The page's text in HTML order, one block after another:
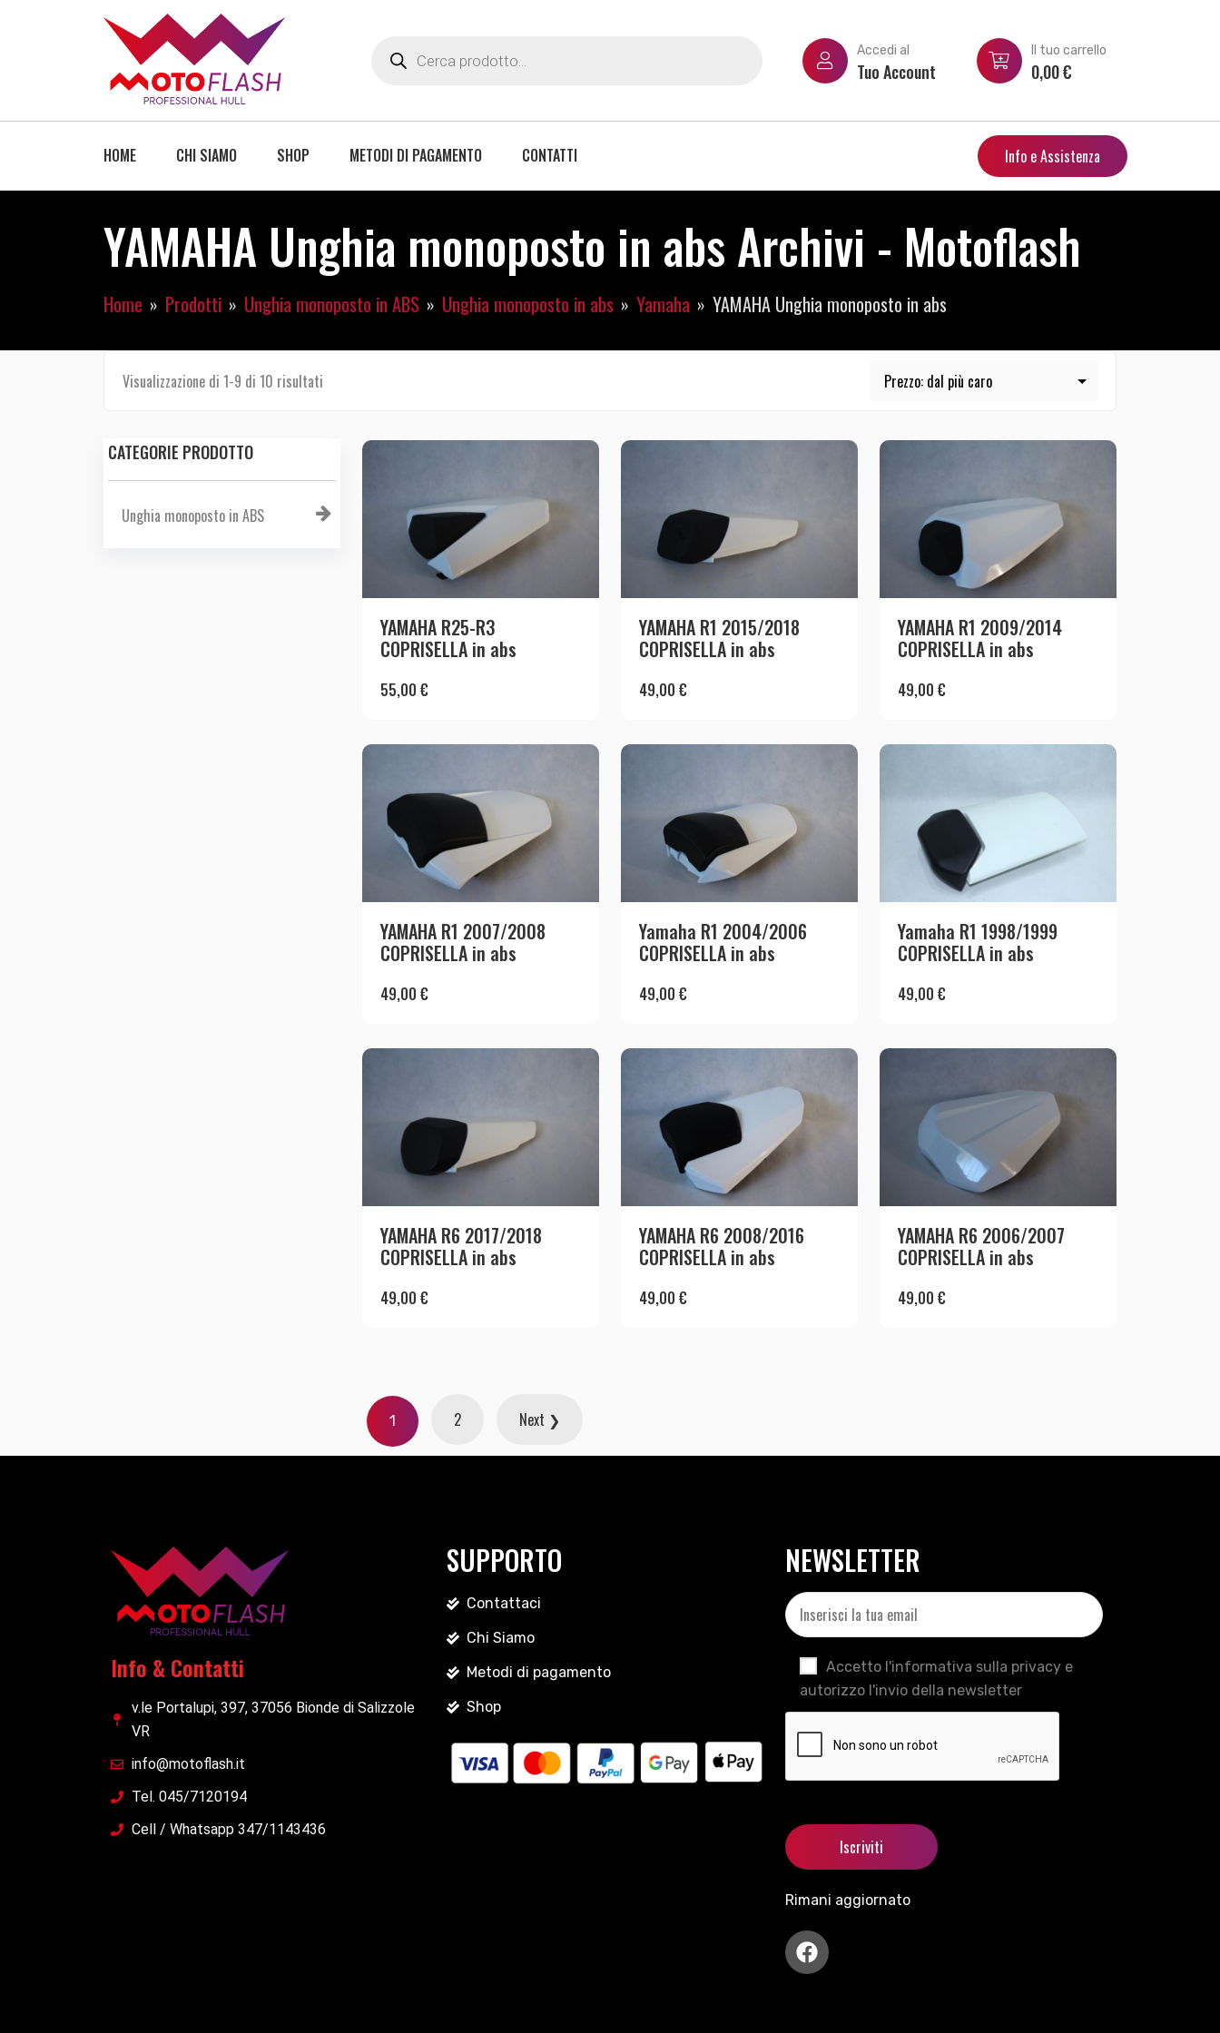
Accedi al
Tuo Account
Il tuo carrello
0,00€
HOME CHI SIAMO SHOP METODI DI PAGAMENTO CONTATTI Info e Assistenza
YAMAHA Unghia monoposto in abs Archivi - Motoflash
Home Prodotti Unghia monoposto in ABS Unghia monoposto in abs Yamaha YAMAHA Unghia monoposto in abs
Visualizzazione di 1-9 di 10 risultati
CATEGORIE PRODOTTO
Unghia monoposto in ABS
YAMAHA R25-R3
COPRISELLA in abs
55,00 €
YAMAHA R1 2015/2018
COPRISELLA in abs
49,00 €
YAMAHA R1 2009/2014
COPRISELLA in abs
49,00 €
YAMAHA R1 2007/2008
COPRISELLA in abs
49,00 €
Yamaha R1 2004/2006
COPRISELLA in abs
49,00 €
Yamaha R1 1998/1999
COPRISELLA in abs
49,00 €
YAMAHA R6 2017/2018
COPRISELLA in abs
49,00 €
YAMAHA R6 2008/2016
COPRISELLA in abs
49,00 €
YAMAHA R6 2006/2007
COPRISELLA in abs
49,00 €
1 2 Next ❯
Info & Contatti
v.le Portalupi, 397, 37056 Bionde di Salizzole
VR
info@motoflash.it
Tel. 045/7120194
Cell / Whatsapp 347/1143436
SUPPORTO
Contattaci
Chi Siamo
Metodi di pagamento
Shop
NEWSLETTER
Accetto l'informativa sulla privacy e
autorizzo l'invio della newsletter
Rimani aggiornato